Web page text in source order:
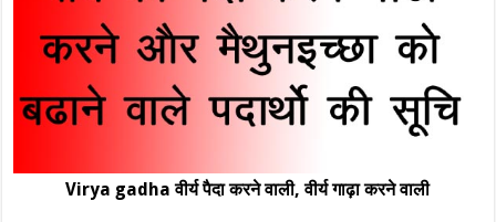
Virya gadha वीर्य पैदा करने वाली, वीर्य गाढ़ा करने वाली